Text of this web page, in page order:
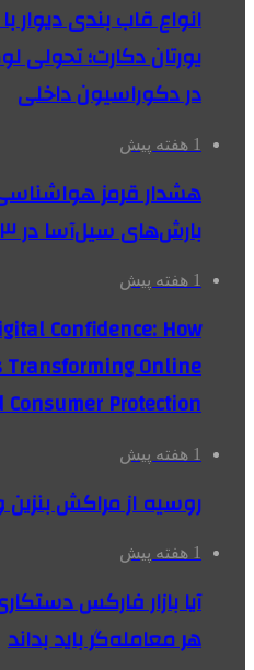
انواع قاب بندی
یورتان دکارت؛
در دکوراسیون داخلی
1 هفته پیش
بارش‌های سیل‌آسا در ۳ استان
1 هفته پیش
Confidence: How
Transforming Online
Protection
1 هفته پیش
روسیه از مراکش بنزین
1 هفته پیش
آیا بازار فارکس
هر معامله‌گر باید بداند